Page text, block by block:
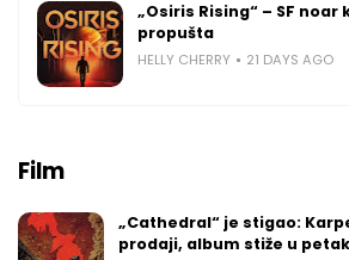
„Osiris Rising“ – SF noar
propušta
HELLY CHERRY 21 DAYS AGO
Film
„Cathedral“ je stigao:
prodaji, album stiže u petak